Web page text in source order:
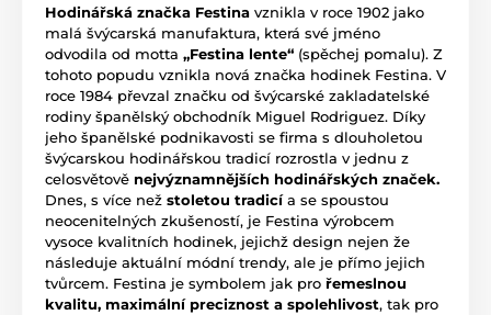
Hodinářská značka Festina vznikla v roce 1902 jako
malá švýcarská manufaktura, která své jméno
odvodila od motta „Festina lente“ (spěchej pomalu). Z
tohoto popudu vznikla nová značka hodinek Festina. V
roce 1984 převzal značku od švýcarské zakladatelské
rodiny španělský obchodník Miguel Rodriguez. Díky
jeho španělské podnikavosti se firma s dlouholetou
švýcarskou hodinářskou tradicí rozrostla v jednu z
celosvětově nejvýznamnějších hodinářských značek.
Dnes, s více než stoletou tradicía se spoustou
neocenitelných zkušeností, je Festina výrobcem
vysoce kvalitních hodinek, jejichž design nejen že
následuje aktuální módní trendy, ale je přímo jejich
tvůrcem. Festina je symbolem jak pro řemeslnou
kvalitu, maximální preciznost a spolehlivost, tak pro